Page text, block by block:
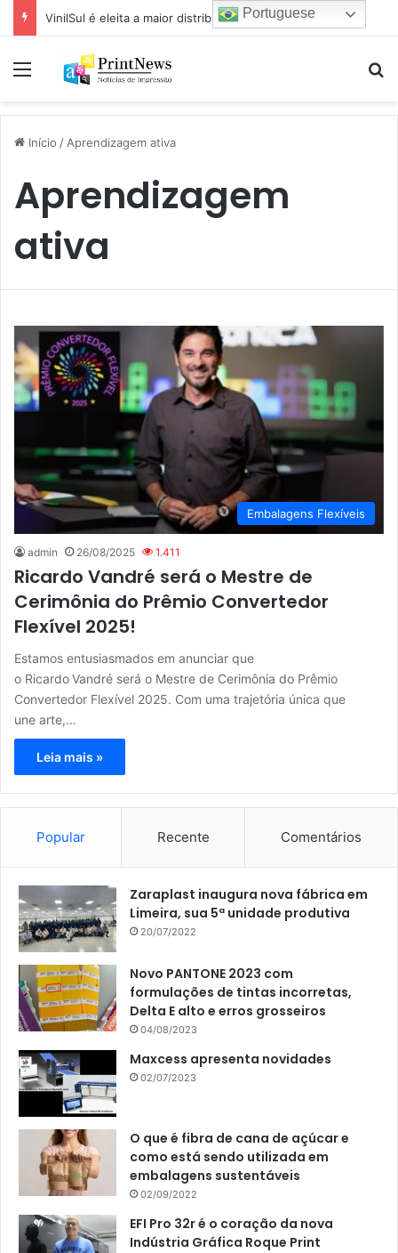
Menu
Início / Aprendizagem ativa
Aprendizagem
ativa
Embalagens Flexíveis
admin 26/08/2025 1.411
Ricardo Vandré será o Mestre de
Cerimônia do Prêmio Convertedor
Flexível 2025!
Estamos entusiasmados em anunciar que
o Ricardo Vandré será o Mestre de Cerimônia do Prêmio
Convertedor Flexível 2025. Com uma trajetória única que
une arte,…
Leia mais »
Popular Recente Comentários
Zaraplast inaugura nova fábrica em
Limeira, sua 5ª unidade produtiva
20/07/2022
Novo PANTONE 2023 com
formulações de tintas incorretas,
Delta E alto e erros grosseiros
04/08/2023
Maxcess apresenta novidades
02/07/2023
O que é fibra de cana de açúcar e
como está sendo utilizada em
embalagens sustentáveis
02/09/2022
EFI Pro 32r é o coração da nova
Indústria Gráfica Roque Print
Portuguese